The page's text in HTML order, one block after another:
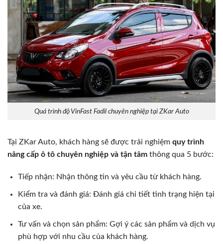
Quá trình độ VinFast Fadil chuyên nghiệp tại ZKar Auto
Tại ZKar Auto, khách hàng sẽ được trải nghiệm quy trình
nâng cấp ô tô chuyên nghiệp và tận tâm thông qua 5 bước:
Tiếp nhận: Nhận thông tin và yêu cầu từ khách hàng.
Kiểm tra và đánh giá: Đánh giá chi tiết tình trạng hiện tại
của xe.
Tư vấn và chọn sản phẩm: Gợi ý các sản phẩm và dịch vụ
phù hợp với nhu cầu của khách hàng.